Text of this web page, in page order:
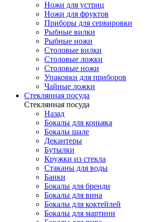
Ножи для устриц
Ножи для фруктов
Приборы для сервировки
Рыбные вилки
Рыбные ножи
Столовые вилки
Столовые ложки
Столовые ножи
Упаковки для приборов
Чайные ложки
Стеклянная посуда
Стеклянная посуда
Назад
Бокалы для коньяка
Бокалы шале
Декантеры
Бутылки
Кружки из стекла
Стаканы для воды
Банки
Бокалы для бренди
Бокалы для вина
Бокалы для коктейлей
Бокалы для мартини